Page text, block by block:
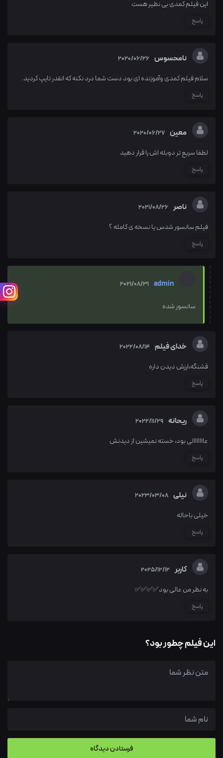
این فیلم کمدی بی نظیر هست
پاسخ
نامحسوس 2020/06/26
سلام فیلم کمدی وآموزنده ای بود دست شما درد نکنه که انقدر تایپ کردید.
پاسخ
معین 2020/06/27
لطفا سریع تر دوبله اش را قرار دهید
پاسخ
ناصر 2021/08/26
فیلم سانسور شدس یا نسخه ی کامله ؟‌
پاسخ
admin
2021/08/31
سانسور شده
خدای فیلم 2022/08/14
قشنگه،ارزش دیدن داره
پاسخ
ریحانه 2022/11/29
عااااااالی بود، خسته نمیشین از دیدنش
پاسخ
نیلی 2023/03/08
خیلی باحاله
پاسخ
کاربر 2025/12/12
به نظر من عالی بود✅️✅️✅️✅️
پاسخ
این فیلم چطور بود؟